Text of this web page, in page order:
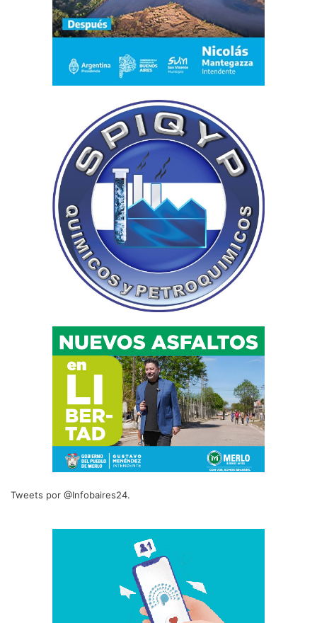
Tweets por @Infobaires24.